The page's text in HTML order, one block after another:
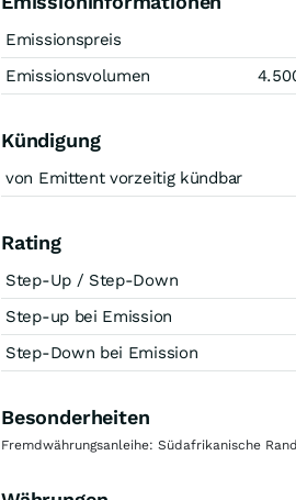
Emissionspreis
Emissionsvolumen
Kündigung
von Emittent vorzeitig kündbar
Rating
Step-Up / Step-Down
Step-up bei Emission
Step-Down bei Emission
Besonderheiten
Fremdwährungsanleihe: Südafrikanische